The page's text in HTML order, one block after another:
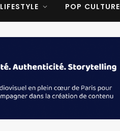
LIFESTYLE POP CULTURE